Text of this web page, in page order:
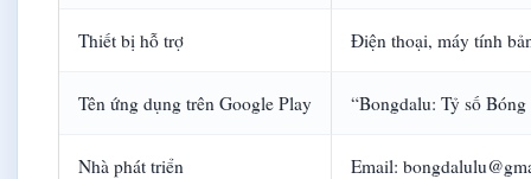
Thiết bị hỗ trợ Điện thoại, máy tính
Tên ứng dụng trên Google Play “Bongdalu: Tỷ số Bóng
Nhà phát triển Email: